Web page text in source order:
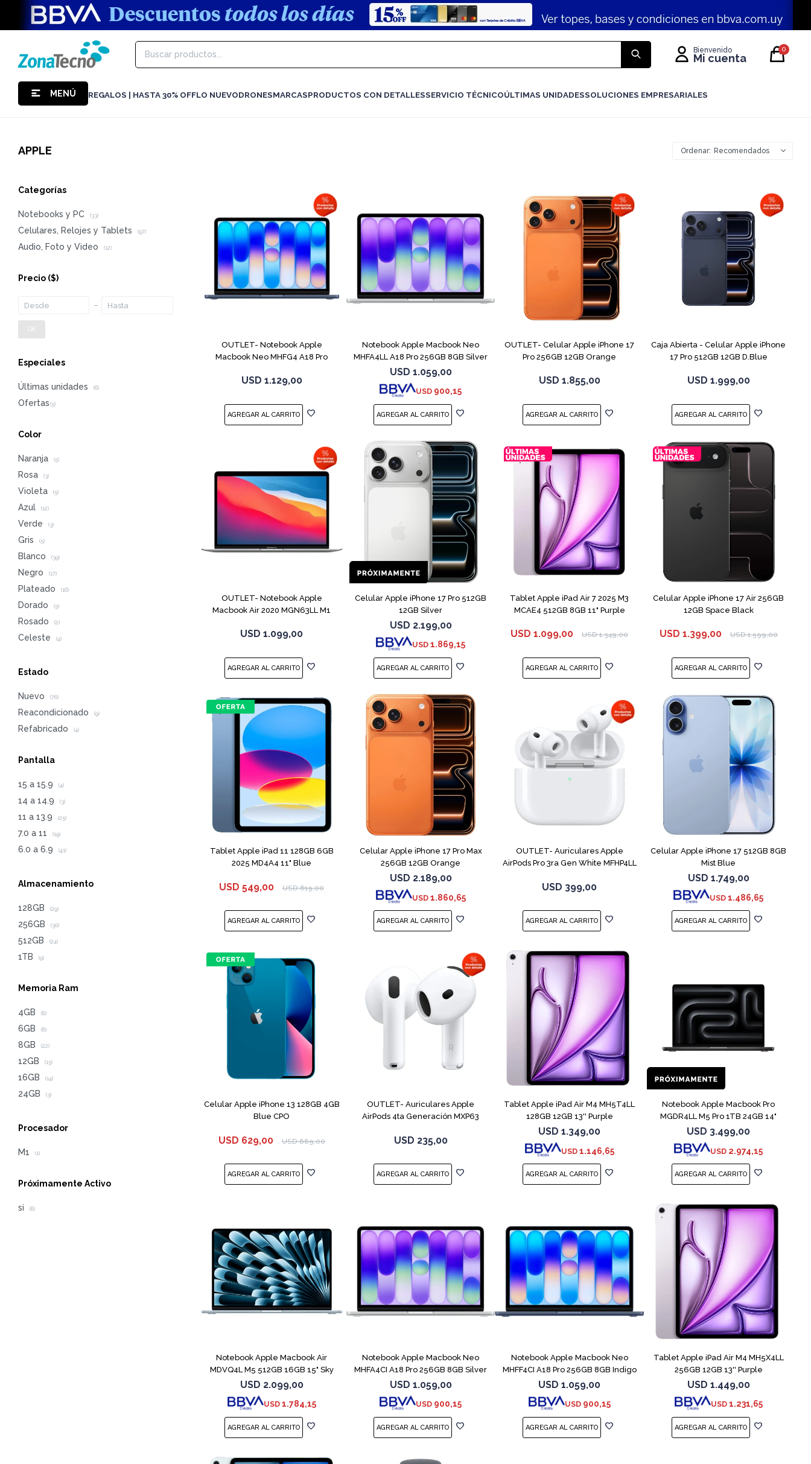
MENÚ REGALOS | HASTA 30% OFFLO NUEVODRONESMARCASPRODUCTOS CON DETALLESSERVICIO TÉCNICOÚLTIMAS UNIDADESSOLUCIONES EMPRESARIALES
0
APPLE Recomendados
OUTLET- Notebook Apple
Macbook Neo MHFG4 A18 Pro
USD 1.129,00
Notebook Apple Macbook Neo
MHFA4LL A18 Pro 256GB 8GB Silver
USD 1.059,00
USD 900,15
OUTLET- Celular Apple iPhone 17
Pro 256GB 12GB Orange
USD 1.855,00
COMPARAR
Caja Abierta - Celular Apple iPhone
17 Pro 512GB 12GB D.Blue
USD 1.999,00
OUTLET- Notebook Apple
Macbook Air 2020 MGN63LL M1
USD 1.099,00
Celular Apple iPhone 17 Pro 512GB
12GB Silver
USD 2.199,00
USD 1.869,15
COMPARAR
Tablet Apple iPad Air 7 2025 M3
MCAE4 512GB 8GB 11" Purple
USD 1.099,00 USD 1.349,00
Celular Apple iPhone 17 Air 256GB
12GB Space Black
USD 1.399,00 USD 1.599,00
COMPARAR
Tablet Apple iPad 11 128GB 6GB
2025 MD4A4 11" Blue
USD 549,00 USD 619,00
Celular Apple iPhone 17 Pro Max
256GB 12GB Orange
USD 2.189,00
USD 1.860,65
COMPARAR
OUTLET- Auriculares Apple
AirPods Pro 3ra Gen White MFHP4LL
USD 399,00
Celular Apple iPhone 17 512GB 8GB
Mist Blue
USD 1.749,00
USD 1.486,65
COMPARAR
Celular Apple iPhone 13 128GB 4GB
Blue CPO
USD 629,00 USD 689,00
COMPARAR
OUTLET- Auriculares Apple
AirPods 4ta Generación MXP63
USD 235,00
Tablet Apple iPad Air M4 MH5T4LL
128GB 12GB 13'' Purple
USD 1.349,00
USD 1.146,65
Notebook Apple Macbook Pro
MGDR4LL M5 Pro 1TB 24GB 14"
Black
USD 3.499,00
USD 2.974,15
Notebook Apple Macbook Air
MDVQ4L M5 512GB 16GB 15" Sky
Blue
USD 2.099,00
USD 1.784,15
Notebook Apple Macbook Neo
MHFA4CI A18 Pro 256GB 8GB Silver
USD 1.059,00
USD 900,15
Notebook Apple Macbook Neo
MHFF4CI A18 Pro 256GB 8GB Indigo
USD 1.059,00
USD 900,15
Tablet Apple iPad Air M4 MH5X4LL
256GB 12GB 13'' Purple
USD 1.449,00
USD 1.231,65
Categorías
Notebooks y PC (33)
Celulares, Relojes y Tablets (97)
Audio, Foto y Video (12)
Precio ($)
OK
Especiales
Últimas unidades (6)
Color
Naranja (5)
Rosa (3)
Violeta (5)
Azul (12)
Verde (3)
Gris (5)
Blanco (39)
Negro (17)
Plateado (16)
Dorado (5)
Rosado (2)
Celeste (4)
Estado
Nuevo (76)
Reacondicionado (9)
Refabricado (4)
Pantalla
15 a 15.9 (4)
14 a 14.9 (3)
11 a 13.9 (25)
7.0 a 11 (19)
6.0 a 6.9 (41)
Almacenamiento
128GB (29)
256GB (30)
512GB (24)
1TB (9)
Memoria Ram
4GB (8)
6GB (8)
8GB (22)
12GB (15)
16GB (14)
24GB (3)
Procesador
M1 (1)
Próximamente Activo
si (8)